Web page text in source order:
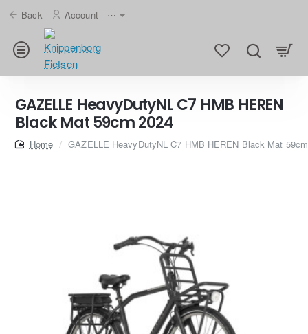
Back Account ⋯
GAZELLE HeavyDutyNL C7 HMB HEREN
Black Mat 59cm 2024
homeGAZELLE HeavyDutyNL C7 HMB HEREN Black Mat